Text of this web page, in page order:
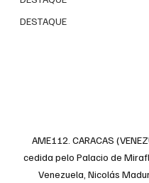
DESTAQUE
AME112. CARACAS
cedida pelo Palacio de
Venezuela, Nicolás